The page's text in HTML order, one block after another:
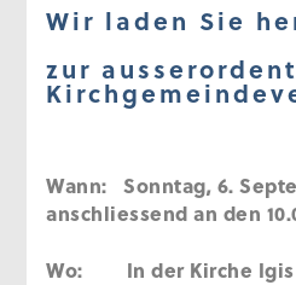
Wir laden Sie
zur
Wann:
Sonntag, 6.
anschliessend an den
Wo: In der Kirche Igis